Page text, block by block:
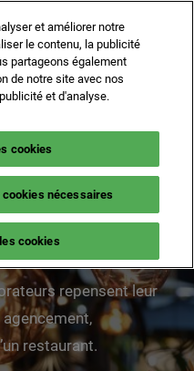
Je prends mon badge
repensent leur
agencement,
restaurant.
et améliorer notre
le contenu, la publicité
partageons également
de notre site avec nos
et d'analyse.
cookies
nécessaires
cookies